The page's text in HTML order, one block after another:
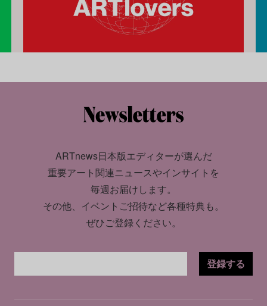
ARTnews日本版エディターが選んだ
重要アート関連ニュースやインサイトを
毎週お届けします。
その他、イベントご招待など各種特典も。
ぜひご登録ください。
登録する